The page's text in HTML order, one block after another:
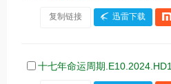
复制链接 迅雷下载
十七年命运周期